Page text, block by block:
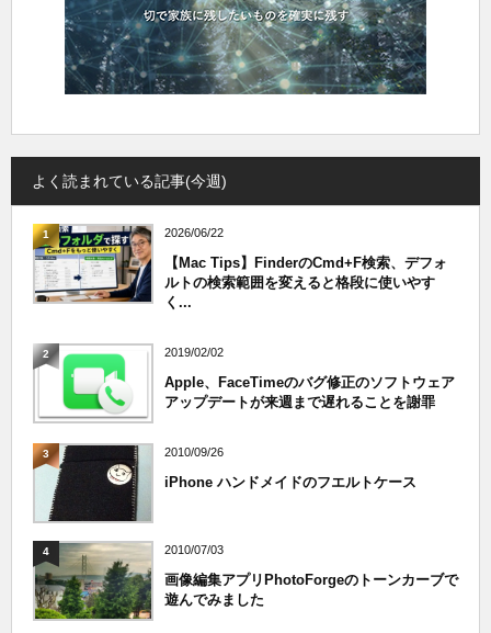
よく読まれている記事(今週)
1 2026/06/22
【Mac Tips】FinderのCmd+F検索、デフォ
ルトの検索範囲を変えると格段に使いやす
く...
2 2019/02/02
Apple、FaceTimeのバグ修正のソフトウェア
アップデートが来週まで遅れることを謝罪
3 2010/09/26
iPhone ハンドメイドのフエルトケース
4 2010/07/03
画像編集アプリPhotoForgeのトーンカーブで
遊んでみました